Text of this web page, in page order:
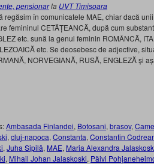
pensionarla UVT Timisoara
regăsim în comunicatele MAE, chiar dacă
femininul CETĂȚEANCĂ, după cum
etc. sună la genul feminin ROMÂNCĂ,
etc. Se deosebesc de adjective,
NORVEGIANĂ, RUSĂ, ENGLEZĂ și
Ambasada Finlandei, Botosani, brasov,
, cluj-napoca, Constanta, Constantin
, Juha Sipilä, MAE, Maria Alexandra
, Mihail Johan Jalaskoski, Päivi